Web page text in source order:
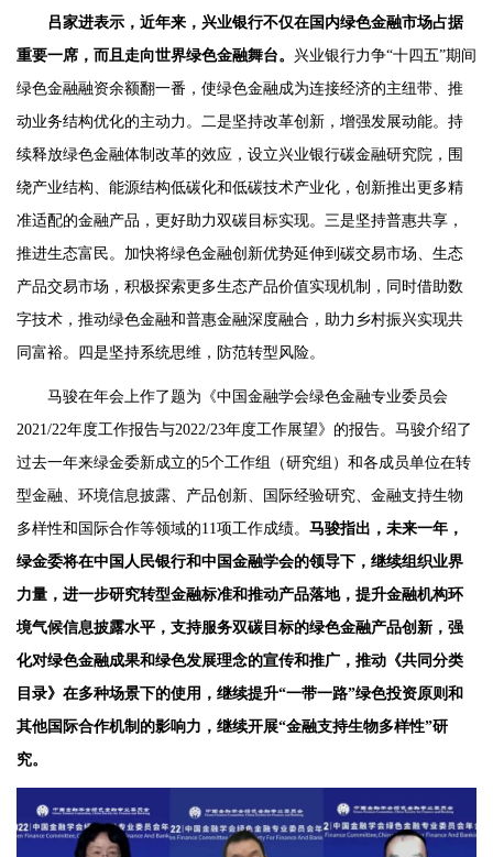
吕家进表示，近年来，兴业银行不仅在国内绿色金融市场占据
重要一席，而且走向世界绿色金融舞台。 兴业银行力争“十四五”期间
绿色金融融资余额翻一番，使绿色金融成为连接经济的主纽带、推
动业务结构优化的主动力。二是坚持改革创新，增强发展动能。持
续释放绿色金融体制改革的效应，设立兴业银行碳金融研究院，围
绕产业结构、能源结构低碳化和低碳技术产业化，创新推出更多精
准适配的金融产品，更好助力双碳目标实现。三是坚持普惠共享，
推进生态富民。加快将绿色金融创新优势延伸到碳交易市场、生态
产品交易市场，积极探索更多生态产品价值实现机制，同时借助数
字技术，推动绿色金融和普惠金融深度融合，助力乡村振兴实现共
同富裕。四是坚持系统思维，防范转型风险。
马骏在年会上作了题为《中国金融学会绿色金融专业委员会
2021/22年度工作报告与2022/23年度工作展望》的报告。马骏介绍了
过去一年来绿金委新成立的5个工作组（研究组）和各成员单位在转
型金融、环境信息披露、产品创新、国际经验研究、金融支持生物
多样性和国际合作等领域的11项工作成绩。 马骏指出，未来一年，
绿金委将在中国人民银行和中国金融学会的领导下，继续组织业界
力量，进一步研究转型金融标准和推动产品落地，提升金融机构环
境气候信息披露水平，支持服务双碳目标的绿色金融产品创新，强
化对绿色金融成果和绿色发展理念的宣传和推广，推动《共同分类
目录》在多种场景下的使用，继续提升“一带一路”绿色投资原则和
其他国际合作机制的影响力，继续开展“金融支持生物多样性”研
究。